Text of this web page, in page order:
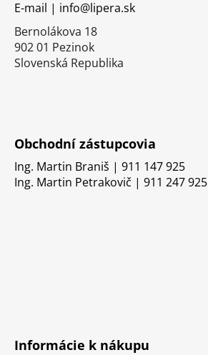
E-mail | info@lipera.sk
Bernolákova 18
902 01 Pezinok
Slovenská Republika
Obchodní zástupcovia
Ing. Martin Braniš | 911 147 925
Ing. Martin Petrakovič | 911 247 925
Informácie k nákupu